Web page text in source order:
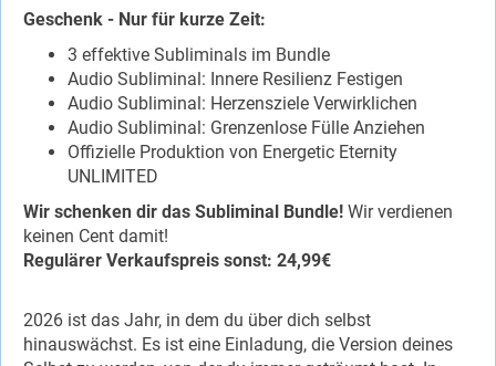
Geschenk - Nur für kurze Zeit:
3 effektive Subliminals im Bundle
Audio Subliminal: Innere Resilienz Festigen
Audio Subliminal: Herzensziele Verwirklichen
Audio Subliminal: Grenzenlose Fülle Anziehen
Offizielle Produktion von Energetic Eternity
UNLIMITED
Wir schenken dir das Subliminal Bundle! Wir verdienen
keinen Cent damit!
Regulärer Verkaufspreis sonst: 24,99€
2026 ist das Jahr, in dem du über dich selbst
hinauswächst. Es ist eine Einladung, die Version deines